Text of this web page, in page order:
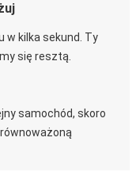
w kilka sekund. Ty
się resztą.
samochód, skoro